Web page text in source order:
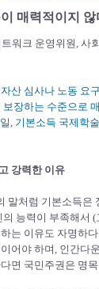
매력적이지
워크 운영위원, 사
산 심사나 노동 요
장하는 수준으로
, 기본소득 국제학
강력한 이유
말처럼 기본소득은
능력이 부족해서
는 이유도 자명하
어야 하며, 인간다
면 국민주권은 명